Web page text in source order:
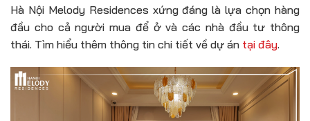
Hà Nội Melody Residences xứng đáng là lựa chọn hàng
đầu cho cả người mua để ở và các nhà đầu tư thông
thái. Tìm hiểu thêm thông tin chi tiết về dự án tại đây.